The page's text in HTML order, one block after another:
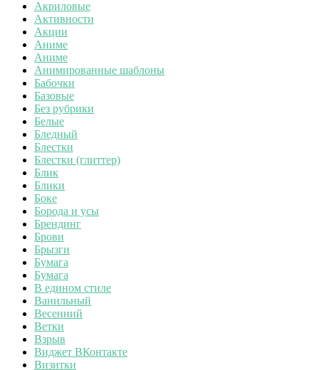
Акриловые
Активности
Акции
Аниме
Аниме
Анимированные шаблоны
Бабочки
Базовые
Без рубрики
Белые
Бледный
Блестки
Блестки (глиттер)
Блик
Блики
Боке
Борода и усы
Брендинг
Брови
Брызги
Бумага
Бумага
В едином стиле
Ванильный
Весенний
Ветки
Взрыв
Виджет ВКонтакте
Визитки